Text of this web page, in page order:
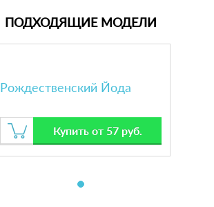
ПОДХОДЯЩИЕ МОДЕЛИ
Рождественский Йода
Купить от 57 руб.